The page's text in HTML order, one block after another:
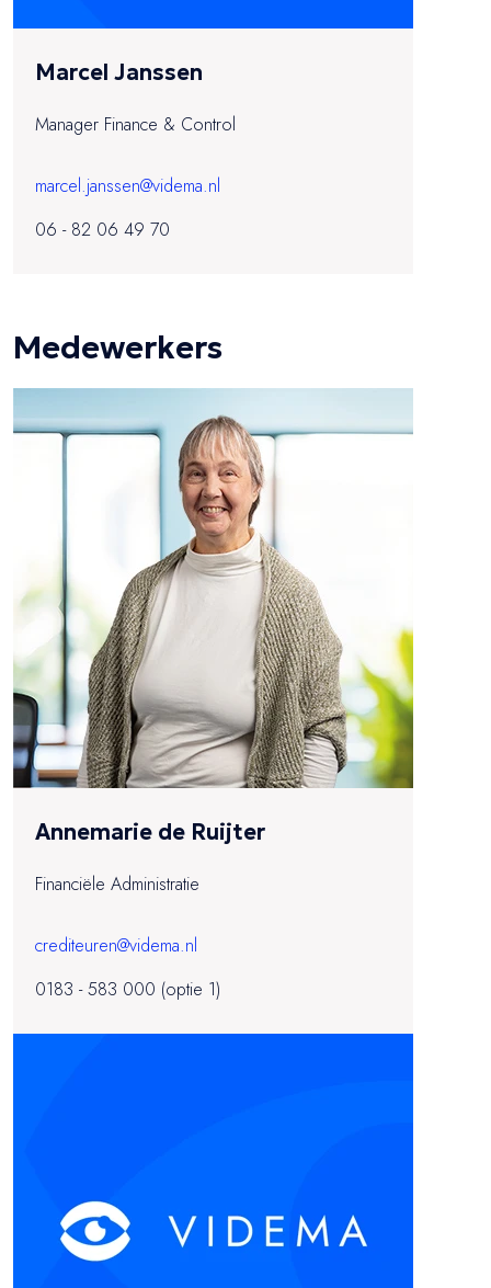
Marcel Janssen
Manager Finance & Control
marcel.janssen@videma.nl
06 - 82 06 49 70
Medewerkers
Annemarie de Ruijter
Financiële Administratie
crediteuren@videma.nl
0183 - 583 000 (optie 1)